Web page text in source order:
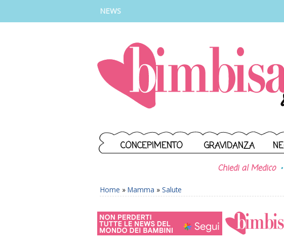
NEWS
CONCEPIMENTO GRAVIDANZA
Chiedi al Medico
Home » Mamma » Salute